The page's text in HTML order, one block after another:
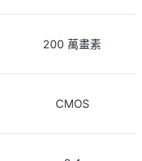
200 萬畫素
CMOS